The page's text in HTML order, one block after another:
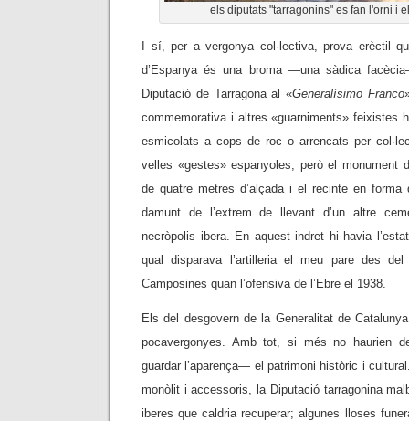
els diputats "tarragonins" es fan l'orni i
I sí, per a vergonya col·lectiva, prova erèctil
d’Espanya és una broma —una sàdica
Diputació de Tarragona al «Generalísimo Franco
commemorativa i altres «guarniments» feixistes
esmicolats a cops de roc o arrencats per
velles «gestes» espanyoles, però el monument
de quatre metres d’alçada i el recinte en
damunt de l’extrem de llevant d’un altre
necròpolis ibera. En aquest indret hi havia
qual disparava l’artilleria el meu pare des
Camposines quan l’ofensiva de l’Ebre el 1938.
Els del desgovern de la Generalitat de
pocavergonyes. Amb tot, si més no haurien
guardar l’aparença— el patrimoni històric i
monòlit i accessoris, la Diputació tarragonina
iberes que caldria recuperar; algunes lloses